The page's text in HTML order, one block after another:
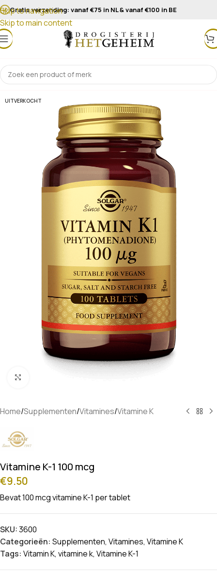
Skip to navigation
Skip to main content
Gratis verzending: vanaf €75 in NL & vanaf €100 in BE
UITVERKOCHT
Home/Supplementen/Vitamines/Vitamine K
Vitamine K-1 100 mcg
€9.50
Bevat 100 mcg vitamine K-1 per tablet
SKU:3600
Categorieën: Supplementen, Vitamines, Vitamine K
Tags: Vitamin K, vitamine k, Vitamine K-1